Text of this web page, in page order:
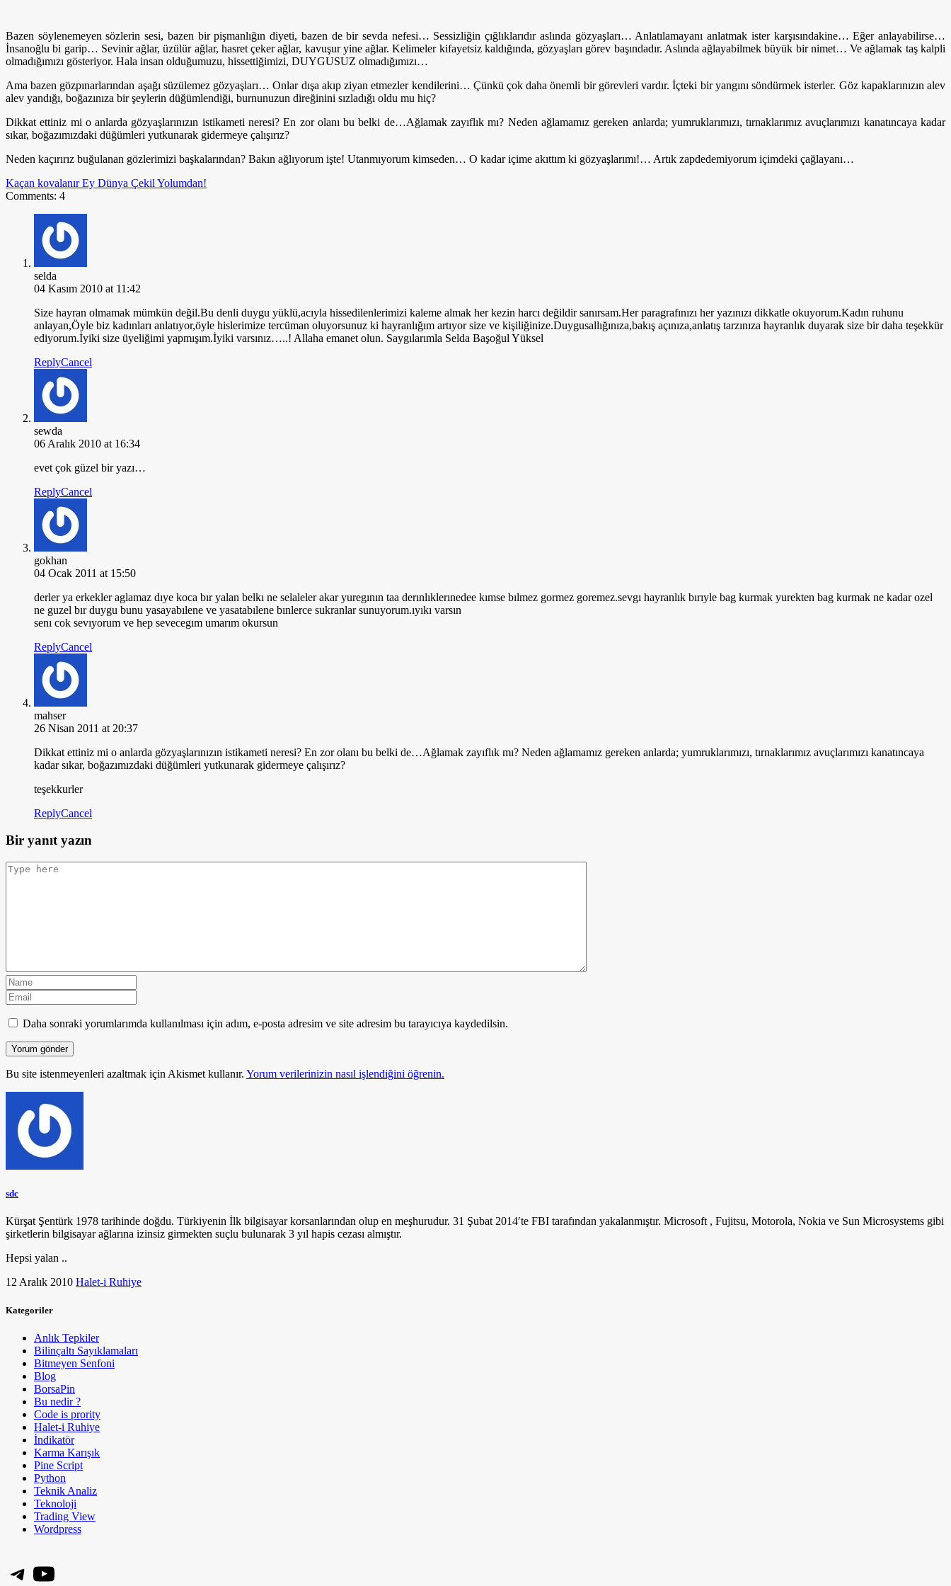
Bazen söylenemeyen sözlerin sesi, bazen bir pişmanlığın diyeti, bazen de bir sevda nefesi… Sessizliğin çığlıklarıdır aslında gözyaşları… Anlatılamayanı anlatmak ister karşısındakine… Eğer anlayabilirse…
İnsanoğlu bi garip… Sevinir ağlar, üzülür ağlar, hasret çeker ağlar, kavuşur yine ağlar. Kelimeler kifayetsiz kaldığında, gözyaşları görev başındadır. Aslında ağlayabilmek büyük bir nimet… Ve ağlamak taş kalpli
olmadığımızı gösteriyor. Hala insan olduğumuzu, hissettiğimizi, DUYGUSUZ olmadığımızı…
Ama bazen gözpınarlarından aşağı süzülemez gözyaşları… Onlar dışa akıp ziyan etmezler kendilerini… Çünkü çok daha önemli bir görevleri vardır. İçteki bir yangını söndürmek isterler. Göz kapaklarınızın alev
alev yandığı, boğazınıza bir şeylerin düğümlendiği, burnunuzun direğinini sızladığı oldu mu hiç?
Dikkat ettiniz mi o anlarda gözyaşlarınızın istikameti neresi? En zor olanı bu belki de…Ağlamak zayıflık mı? Neden ağlamamız gereken anlarda; yumruklarımızı, tırnaklarımız avuçlarımızı kanatıncaya kadar
sıkar, boğazımızdaki düğümleri yutkunarak gidermeye çalışırız?
Neden kaçırırız buğulanan gözlerimizi başkalarından? Bakın ağlıyorum işte! Utanmıyorum kimseden… O kadar içime akıttım ki gözyaşlarımı!… Artık zapdedemiyorum içimdeki çağlayanı…
Kaçan kovalanırEy Dünya Çekil Yolumdan!
Comments: 4
selda
04 Kasım 2010 at 11:42
Size hayran olmamak mümkün değil.Bu denli duygu yüklü,acıyla hissedilenlerimizi kaleme almak her kezin harcı değildir sanırsam.Her paragrafınızı her yazınızı dikkatle okuyorum.Kadın ruhunu
anlayan,Öyle biz kadınları anlatıyor,öyle hislerimize tercüman oluyorsunuz ki hayranlığım artıyor size ve kişiliğinize.Duygusallığınıza,bakış açınıza,anlatış tarzınıza hayranlık duyarak size bir daha teşekkür
ediyorum.İyiki size üyeliğimi yapmışım.İyiki varsınız…..! Allaha emanet olun. Saygılarımla Selda Başoğul Yüksel
ReplyCancel
sewda
06 Aralık 2010 at 16:34
evet çok güzel bir yazı…
ReplyCancel
gokhan
04 Ocak 2011 at 15:50
derler ya erkekler aglamaz dıye koca bır yalan belkı ne selaleler akar yuregının taa derınlıklerınedee kımse bılmez gormez goremez.sevgı hayranlık bırıyle bag kurmak yurekten bag kurmak ne kadar ozel
ne guzel bır duygu bunu yasayabılene ve yasatabılene bınlerce sukranlar sunuyorum.ıyıkı varsın
senı cok sevıyorum ve hep sevecegım umarım okursun
ReplyCancel
mahser
26 Nisan 2011 at 20:37
Dikkat ettiniz mi o anlarda gözyaşlarınızın istikameti neresi? En zor olanı bu belki de…Ağlamak zayıflık mı? Neden ağlamamız gereken anlarda; yumruklarımızı, tırnaklarımız avuçlarımızı kanatıncaya
kadar sıkar, boğazımızdaki düğümleri yutkunarak gidermeye çalışırız?
teşekkurler
ReplyCancel
Bir yanıt yazın
Daha sonraki yorumlarımda kullanılması için adım, e-posta adresim ve site adresim bu tarayıcıya kaydedilsin.
Bu site istenmeyenleri azaltmak için Akismet kullanır. Yorum verilerinizin nasıl işlendiğini öğrenin.
sdc
Kürşat Şentürk 1978 tarihinde doğdu. Türkiyenin İlk bilgisayar korsanlarından olup en meşhurudur. 31 Şubat 2014′te FBI tarafından yakalanmıştır. Microsoft , Fujitsu, Motorola, Nokia ve Sun Microsystems gibi
şirketlerin bilgisayar ağlarına izinsiz girmekten suçlu bulunarak 3 yıl hapis cezası almıştır.
Hepsi yalan ..
12 Aralık 2010 Halet-i Ruhiye
Kategoriler
Anlık Tepkiler
Bilinçaltı Sayıklamaları
Bitmeyen Senfoni
Blog
BorsaPin
Bu nedir ?
Code is prority
Halet-i Ruhiye
İndikatör
Karma Karışık
Pine Script
Python
Teknik Analiz
Teknoloji
Trading View
Wordpress
Telegram
YouTube